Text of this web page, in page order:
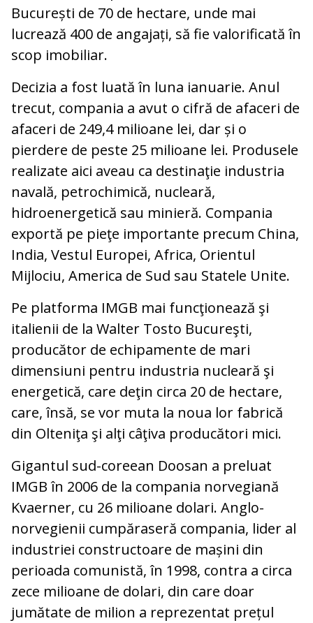
București de 70 de hectare, unde mai
lucrează 400 de angajați, să fie valorificată în
scop imobiliar.
Decizia a fost luată în luna ianuarie. Anul
trecut, compania a avut o cifră de afaceri de
afaceri de 249,4 milioane lei, dar și o
pierdere de peste 25 milioane lei. Produsele
realizate aici aveau ca destinaţie industria
navală, petrochimică, nucleară,
hidroenergetică sau minieră. Compania
exportă pe pieţe importante precum China,
India, Vestul Europei, Africa, Orientul
Mijlociu, America de Sud sau Statele Unite.
Pe platforma IMGB mai funcţionează şi
italienii de la Walter Tosto Bucureşti,
producător de echipamente de mari
dimensiuni pentru industria nucleară şi
energetică, care deţin circa 20 de hectare,
care, însă, se vor muta la noua lor fabrică
din Olteniţa şi alţi câţiva producători mici.
Gigantul sud-coreean Doosan a preluat
IMGB în 2006 de la compania norvegiană
Kvaerner, cu 26 milioane dolari. Anglo-
norvegienii cumpăraseră compania, lider al
industriei constructoare de mașini din
perioada comunistă, în 1998, contra a circa
zece milioane de dolari, din care doar
jumătate de milion a reprezentat prețul